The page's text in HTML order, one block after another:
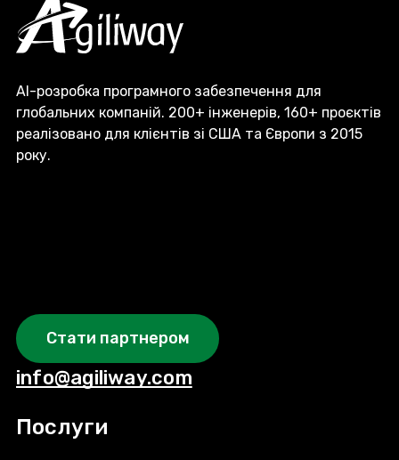
AI-розробка програмного забезпечення для
глобальних компаній. 200+ інженерів, 160+ проєктів
реалізовано для клієнтів зі США та Європи з 2015
року.
Стати партнером
info@agiliway.com
Послуги